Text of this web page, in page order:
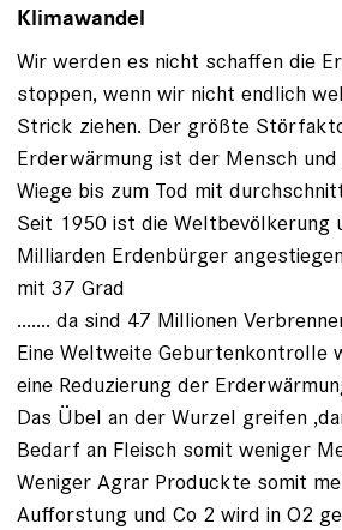
Klimawandel
Wir werden es nicht schaffen die
stoppen, wenn wir nicht endlich
Strick ziehen. Der größte
Erderwärmung ist der Mensch
Wiege bis zum Tod mit
Seit 1950 ist die Weltbevölkerung
Milliarden Erdenbürger
mit 37 Grad
....... da sind 47 Millionen
Eine Weltweite Geburtenkontrolle
eine Reduzierung der
Das Übel an der Wurzel greifen
Bedarf an Fleisch somit weniger
Weniger Agrar Produckte somit
Aufforstung und Co 2 wird in O2